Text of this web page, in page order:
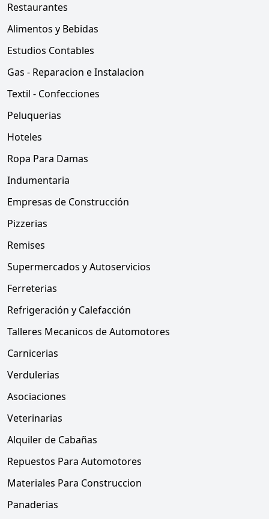
Restaurantes
Alimentos y Bebidas
Estudios Contables
Gas - Reparacion e Instalacion
Textil - Confecciones
Peluquerias
Hoteles
Ropa Para Damas
Indumentaria
Empresas de Construcción
Pizzerias
Remises
Supermercados y Autoservicios
Ferreterias
Refrigeración y Calefacción
Talleres Mecanicos de Automotores
Carnicerias
Verdulerias
Asociaciones
Veterinarias
Alquiler de Cabañas
Repuestos Para Automotores
Materiales Para Construccion
Panaderias